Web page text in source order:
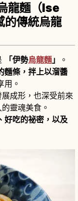
龍麵（Ise
傳統烏龍
「伊勢烏龍麵 」
。
麵條，拌上以溜醬
用。
成形，也深受前來
靈魂美食。
好吃的祕密，以及